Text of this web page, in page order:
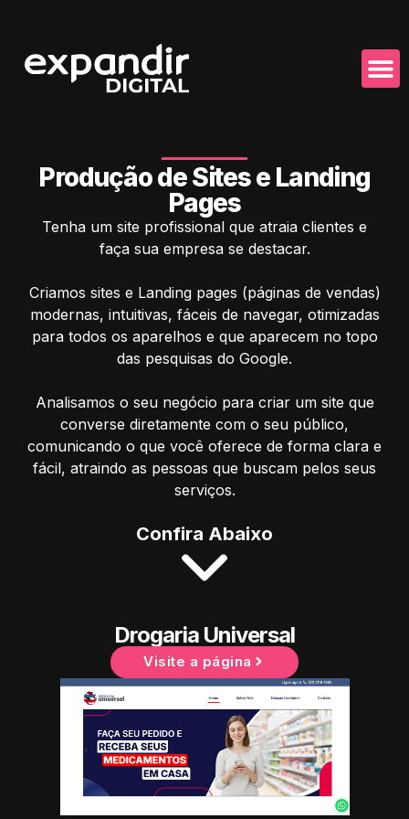
Produção de Sites e Landing
Pages
Tenha um site profissional que atraia clientes e
faça sua empresa se destacar.
Criamos sites e Landing pages (páginas de vendas)
modernas, intuitivas, fáceis de navegar, otimizadas
para todos os aparelhos e que aparecem no topo
das pesquisas do Google.
Analisamos o seu negócio para criar um site que
converse diretamente com o seu público,
comunicando o que você oferece de forma clara e
fácil, atraindo as pessoas que buscam pelos seus
serviços.
Confira Abaixo
Drogaria Universal
Visite a página